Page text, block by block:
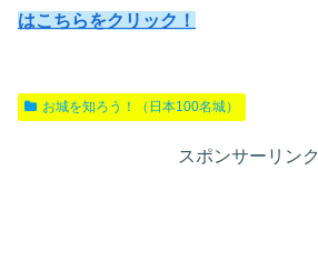
はこちらをクリック！
お城を知ろう！（日本100名城）
スポンサーリンク